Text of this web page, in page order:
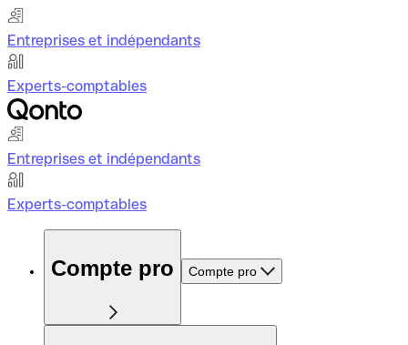
Entreprises et indépendants
Experts-comptables
Entreprises et indépendants
Experts-comptables
Compte pro Compte pro